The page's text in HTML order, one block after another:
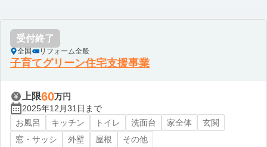
受付終了
全国 リフォーム全般
子育てグリーン住宅支援事業
上限60万円
2025年12月31日まで
お風呂
キッチン トイレ 洗面台 家全体
玄関
窓・サッシ
外壁 屋根
その他